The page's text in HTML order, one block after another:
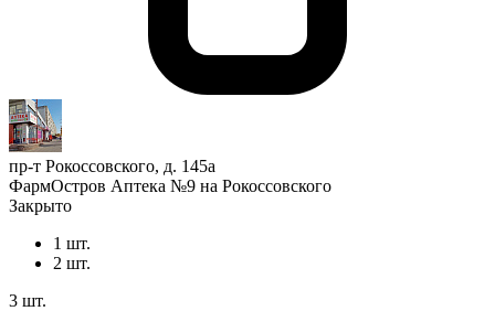
пр-т Рокоссовского, д. 145а
ФармОстров Аптека №9 на Рокоссовского
Закрыто
1 шт.
2 шт.
3 шт.